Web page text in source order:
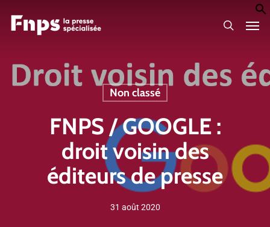
search
Non classé
FNPS / GOOGLE :
droit voisin des
éditeurs de presse
31 août 2020